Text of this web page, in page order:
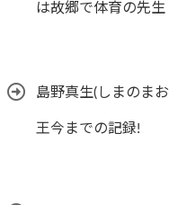
は故郷で体育の先生
島野真生(しまのま
王今までの記録!